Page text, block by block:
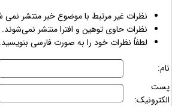
نظرات غیر مرتبط با موضوع خبر منتشر نمی
نظرات حاوی توهین و افترا منتشر نمی‌شوند.
لطفاً نظرات خود را به صورت فارسی بنویسید.
نام:
پست
الکترونیک: